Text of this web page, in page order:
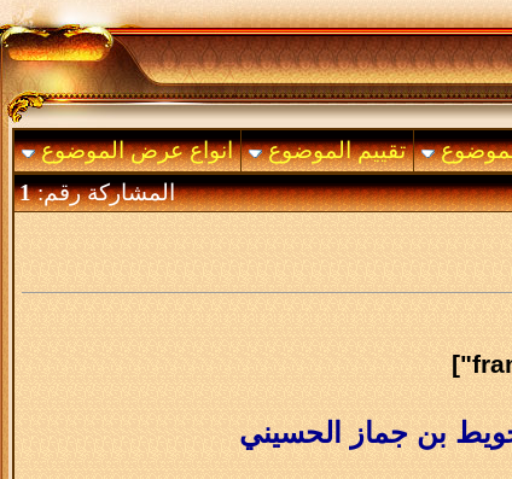
تقييم الموضوع
انواع عرض الموضوع
المشاركة رقم:1
بن جماز الحسيني